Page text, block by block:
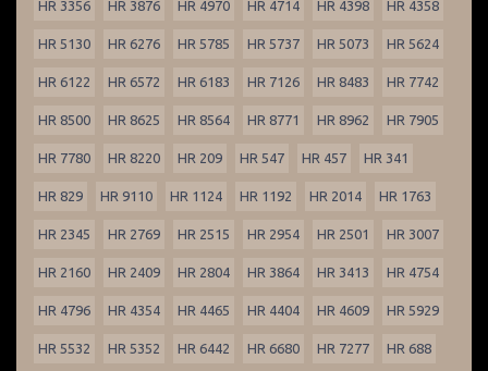
HR 3356 HR 3876 HR 4970 HR 4714 HR 4398 HR 4358
HR 5130 HR 6276 HR 5785 HR 5737 HR 5073 HR 5624
HR 6122 HR 6572 HR 6183 HR 7126 HR 8483 HR 7742
HR 8500 HR 8625 HR 8564 HR 8771 HR 8962 HR 7905
HR 7780 HR 8220 HR 209 HR 547 HR 457 HR 341
HR 829 HR 9110 HR 1124 HR 1192 HR 2014 HR 1763
HR 2345 HR 2769 HR 2515 HR 2954 HR 2501 HR 3007
HR 2160 HR 2409 HR 2804 HR 3864 HR 3413 HR 4754
HR 4796 HR 4354 HR 4465 HR 4404 HR 4609 HR 5929
HR 5532 HR 5352 HR 6442 HR 6680 HR 7277 HR 688